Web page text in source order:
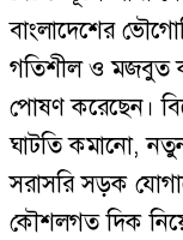
বাংলাদেশের
গতিশীল ও মজবুত
পোষণ করেছেন।
ঘাটতি কমানো,
সরাসরি সড়ক
কৌশলগত দিক